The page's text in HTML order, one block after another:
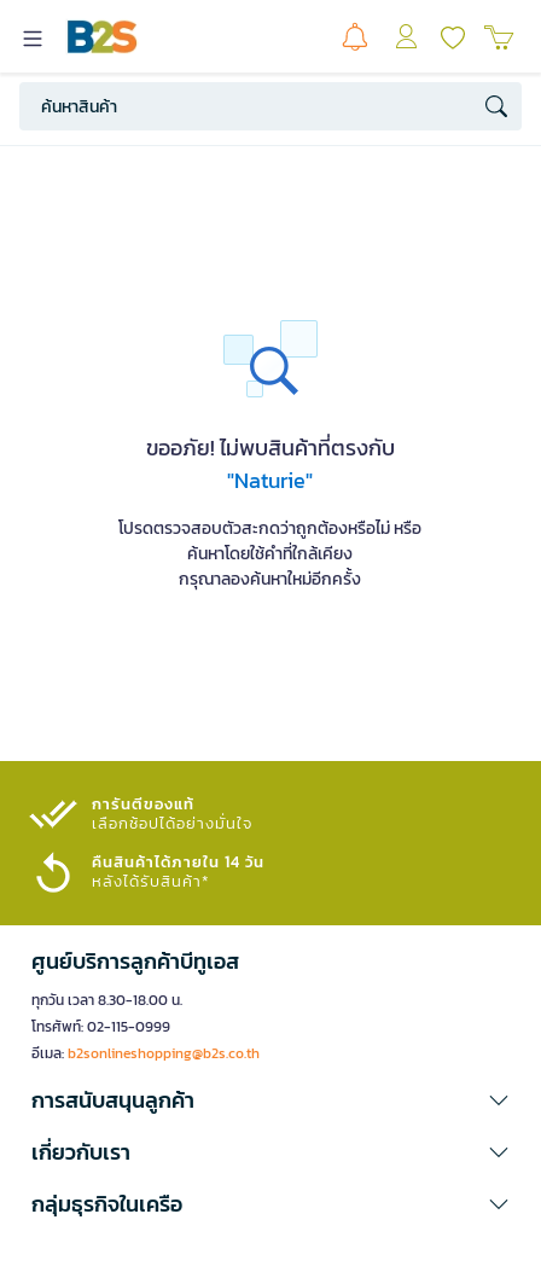
ขออภัย! ไม่พบสินค้าที่ตรงกับ
"Naturie"
โปรดตรวจสอบตัวสะกดว่าถูกต้องหรือไม่ หรือ
ค้นหาโดยใช้คำที่ใกล้เคียง
กรุณาลองค้นหาใหม่อีกครั้ง
การันตีของแท้
เลือกช้อปได้อย่างมั่นใจ​
คืนสินค้าได้ภายใน 14 วัน
หลังได้รับสินค้า*
ศูนย์บริการลูกค้าบีทูเอส
ทุกวัน เวลา 8.30-18.00 น.
โทรศัพท์: 02-115-0999
อีเมล:b2sonlineshopping@b2s.co.th
การสนับสนุนลูกค้า
เกี่ยวกับเรา
กลุ่มธุรกิจในเครือ